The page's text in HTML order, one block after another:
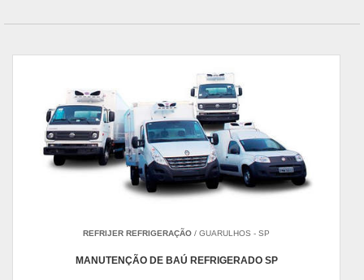
REFRIJER REFRIGERAÇÃO / GUARULHOS - SP
MANUTENÇÃO DE BAÚ REFRIGERADO SP